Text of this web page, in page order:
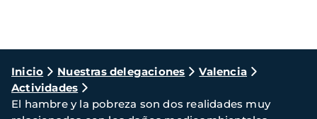
Ruta
de
navegación
Inicio Nuestras delegaciones
Valencia
Actividades
El hambre y la pobreza son dos realidades muy